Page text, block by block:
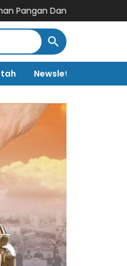
OKKPD Kabupaten
Newsletter